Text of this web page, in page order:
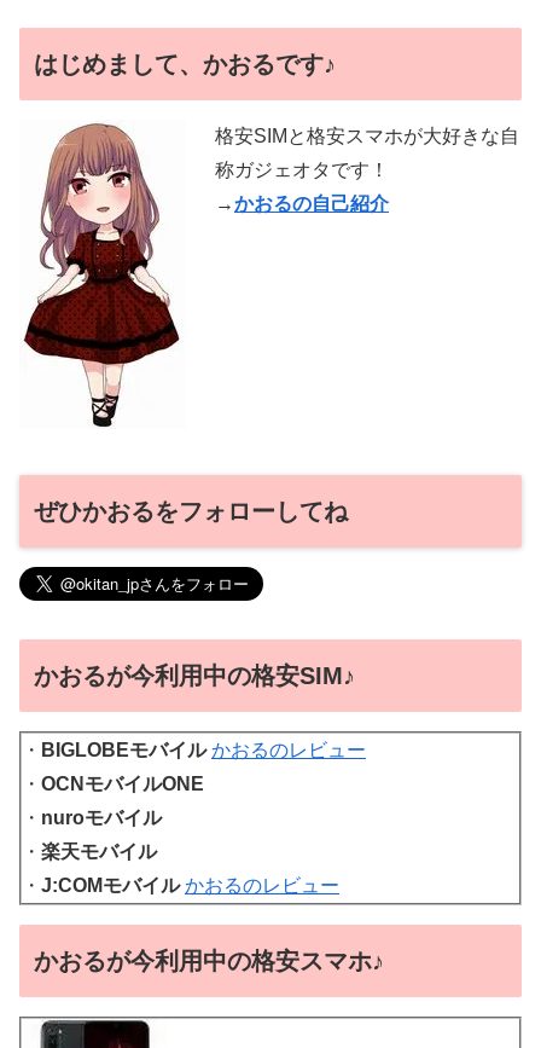
はじめまして、かおるです♪
格安SIMと格安スマホが大好きな自
称ガジェオタです！
→かおるの自己紹介
ぜひかおるをフォローしてね
かおるが今利用中の格安SIM♪
・ BIGLOBEモバイル かおるのレビュー
・ OCNモバイルONE
・ nuroモバイル
・ 楽天モバイル
・ J:COMモバイル かおるのレビュー
かおるが今利用中の格安スマホ♪